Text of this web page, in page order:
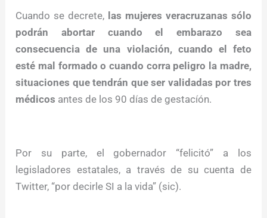
Cuando se decrete, las mujeres veracruzanas sólo
podrán abortar cuando el embarazo sea
consecuencia de una violación, cuando el feto
esté mal formado o cuando corra peligro la madre,
situaciones que tendrán que ser validadas por tres
médicos antes de los 90 días de gestacíón.
Por su parte, el gobernador “felicitó” a los
legisladores estatales, a través de su cuenta de
Twitter, “por decirle SI a la vida” (sic).